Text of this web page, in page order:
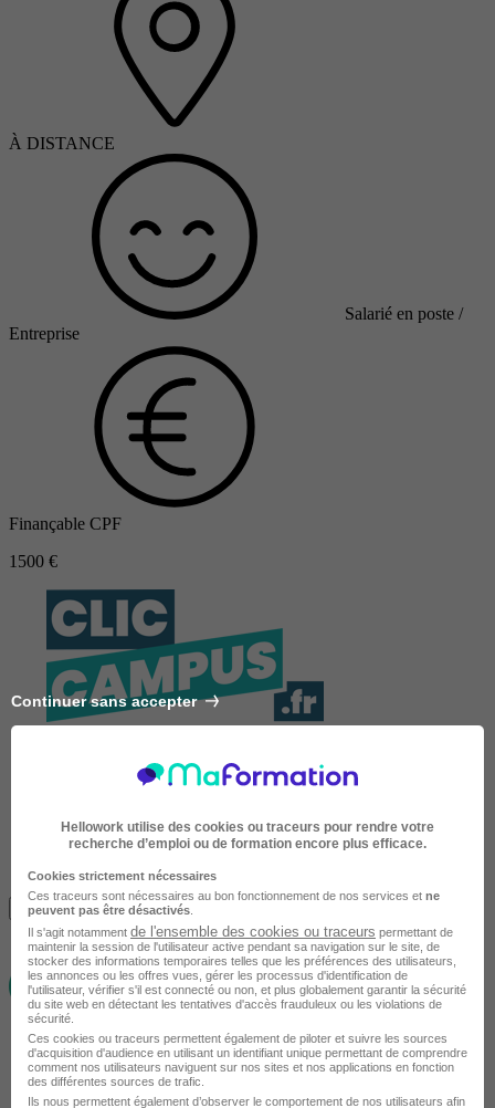
À DISTANCE
Salarié en poste /
Entreprise
Finançable CPF
1500 €
Je m'informe gratuitement
Continuer sans accepter
Hellowork utilise des cookies ou traceurs pour rendre votre
recherche d’emploi ou de formation encore plus efficace.
Cookies strictement nécessaires
Ces traceurs sont nécessaires au bon fonctionnement de nos services et ne
peuvent pas être désactivés
Il s'agit notamment de l'ensemble des cookies ou traceurs permettant de
maintenir la session de l'utilisateur active pendant sa navigation sur le site, de
stocker des informations temporaires telles que les préférences des utilisateurs,
les annonces ou les offres vues, gérer les processus d'identification de
l'utilisateur, vérifier s'il est connecté ou non, et plus globalement garantir la sécurité
du site web en détectant les tentatives d'accès frauduleux ou les violations de
sécurité.
Ces cookies ou traceurs permettent également de piloter et suivre les sources
d'acquisition d'audience en utilisant un identifiant unique permettant de comprendre
comment nos utilisateurs naviguent sur nos sites et nos applications en fonction
des différentes sources de trafic.
Ils nous permettent également d’observer le comportement de nos utilisateurs afin